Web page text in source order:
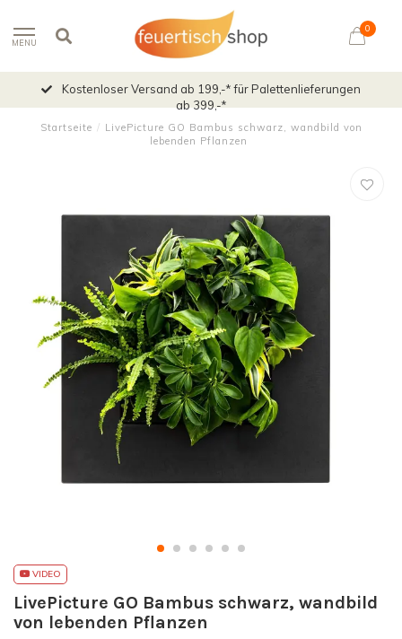
MENU
0
Kostenloser Versand ab 199,-* für Palettenlieferungen
ab 399,-*
Startseite / LivePicture GO Bambus schwarz, wandbild von
lebenden Pflanzen
VIDEO
LivePicture GO Bambus schwarz, wandbild
von lebenden Pflanzen